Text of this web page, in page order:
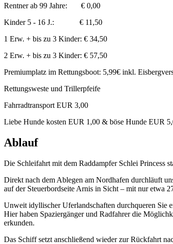
Rentner ab 99 Jahre: € 0,00
Kinder 5 - 16 J.: € 11,50
1 Erw. + bis zu 3 Kinder: € 34,50
2 Erw. + bis zu 3 Kinder: € 57,50
Premiumplatz im Rettungsboot: 5,99€ inkl.
Rettungsweste und Trillerpfeife
Fahrradtransport EUR 3,00
Liebe Hunde kosten EUR 1,00 & böse Hunde EUR
Ablauf
Die Schleifahrt mit dem Raddampfer Schlei Princess
Direkt nach dem Ablegen am Nordhafen durchläuft
auf der Steuerbordseite Arnis in Sicht – mit nur etwa
Unweit idyllischer Uferlandschaften durchqueren Sie
Hier haben Spaziergänger und Radfahrer die
erkunden.
Das Schiff setzt anschließend wieder zur Rückfahrt